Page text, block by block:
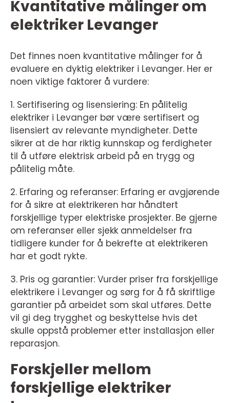
Kvantitative målinger om
elektriker Levanger
Det finnes noen kvantitative målinger for å
evaluere en dyktig elektriker i Levanger. Her er
noen viktige faktorer å vurdere:
1. Sertifisering og lisensiering: En pålitelig
elektriker i Levanger bør være sertifisert og
lisensiert av relevante myndigheter. Dette
sikrer at de har riktig kunnskap og ferdigheter
til å utføre elektrisk arbeid på en trygg og
pålitelig måte.
2. Erfaring og referanser: Erfaring er avgjørende
for å sikre at elektrikeren har håndtert
forskjellige typer elektriske prosjekter. Be gjerne
om referanser eller sjekk anmeldelser fra
tidligere kunder for å bekrefte at elektrikeren
har et godt rykte.
3. Pris og garantier: Vurder priser fra forskjellige
elektrikere i Levanger og sørg for å få skriftlige
garantier på arbeidet som skal utføres. Dette
vil gi deg trygghet og beskyttelse hvis det
skulle oppstå problemer etter installasjon eller
reparasjon.
Forskjeller mellom
forskjellige elektriker